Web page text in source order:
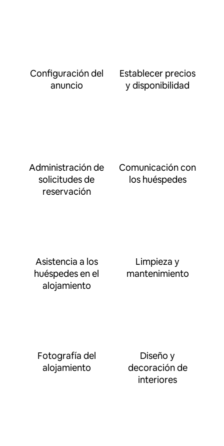
Configuración del
anuncio
Establecer precios
y disponibilidad
Administración de
solicitudes de
reservación
Comunicación con
los huéspedes
Asistencia a los
huéspedes en el
alojamiento
Limpieza y
mantenimiento
Fotografía del
alojamiento
Diseño y
decoración de
interiores